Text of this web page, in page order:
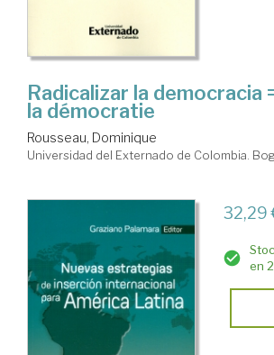
Radicalizar la democracia
la démocratie
Rousseau, Dominique
Universidad del Externado de Colombia.
32,29
en